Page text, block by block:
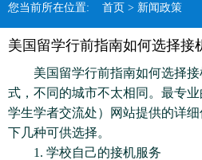
您当前所在位置: 首页 > 新闻政策
美国留学行前指南如何选择接
美国留学行前指南如何选择接
式，不同的城市不太相同。最专
学生学者交流处）网站提供的详
下几种可供选择。
1. 学校自己的接机服务